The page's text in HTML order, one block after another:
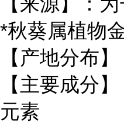
*秋葵属植物
【产地分布
【主要成分
元素